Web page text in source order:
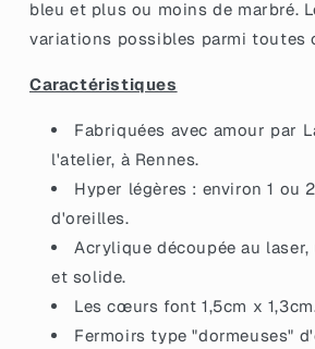
et
bleu
paillettes
et
bleu
paillettes
bleu et plus ou moins de marbré.
variations possibles parmi toutes
Caractéristiques
Fabriquées avec amour par
l'atelier, à Rennes.
Hyper légères : environ 1 ou
d'oreilles.
Acrylique découpée au
et solide.
Les cœurs font 1,5cm x
Fermoirs type "dormeuses"